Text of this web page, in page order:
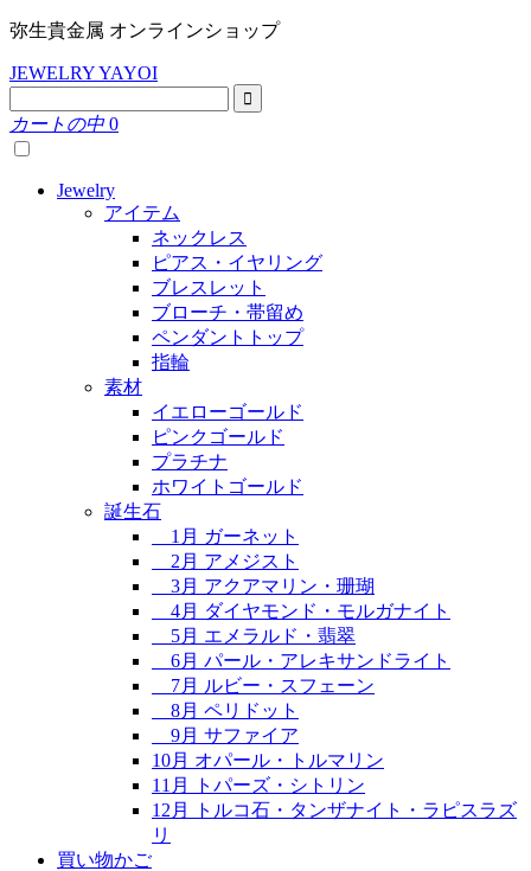
弥生貴金属 オンラインショップ
JEWELRY YAYOI
カートの中 0
Jewelry
アイテム
ネックレス
ピアス・イヤリング
ブレスレット
ブローチ・帯留め
ペンダントトップ
指輪
素材
イエローゴールド
ピンクゴールド
プラチナ
ホワイトゴールド
誕生石
1月 ガーネット
2月 アメジスト
3月 アクアマリン・珊瑚
4月 ダイヤモンド・モルガナイト
5月 エメラルド・翡翠
6月 パール・アレキサンドライト
7月 ルビー・スフェーン
8月 ペリドット
9月 サファイア
10月 オパール・トルマリン
11月 トパーズ・シトリン
12月 トルコ石・タンザナイト・ラピスラズ
リ
買い物かご